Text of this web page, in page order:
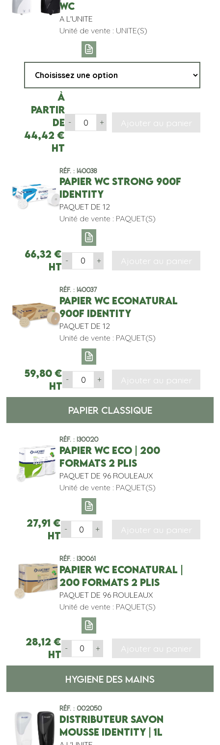
WC
A L'UNITE
Unité de vente : UNITE(S)
À
partir
de
44,42€
HT
- + Ajouter au panier
Réf. : I40038
PAPIER WC STRONG 900F
IDENTITY
PAQUET DE 12
Unité de vente : PAQUET(S)
66,32€
HT
- + Ajouter au panier
Réf. : I40037
PAPIER WC ECONATURAL
900F IDENTITY
PAQUET DE 12
Unité de vente : PAQUET(S)
59,80€
HT
- + Ajouter au panier
PAPIER CLASSIQUE
Réf. : I30020
PAPIER WC ECO | 200
FORMATS 2 PLIS
PAQUET DE 96 ROULEAUX
Unité de vente : PAQUET(S)
27,91 €
HT
- + Ajouter au panier
Réf. : I30061
PAPIER WC ECONATURAL |
200 FORMATS 2 PLIS
PAQUET DE 96 ROULEAUX
Unité de vente : PAQUET(S)
28,12€
HT
- + Ajouter au panier
HYGIENE DES MAINS
Réf. : 002050
DISTRIBUTEUR SAVON
MOUSSE IDENTITY | 1L